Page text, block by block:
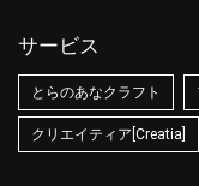
サービス
とらのあなクラフト
クリエイティア[Creatia]